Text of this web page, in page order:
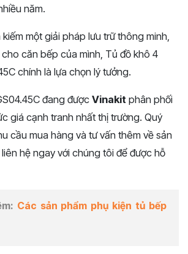
năm.
một giải pháp lưu trữ thông minh,
căn bếp của mình, Tủ đồ khô 4
chính là lựa chọn lý tưởng.
đang được Vinakit phân phối
giá cạnh tranh nhất thị trường. Quý
cầu mua hàng và tư vấn thêm về sản
hệ ngay với chúng tôi để được hỗ
Các sản phẩm phụ kiện tủ bếp